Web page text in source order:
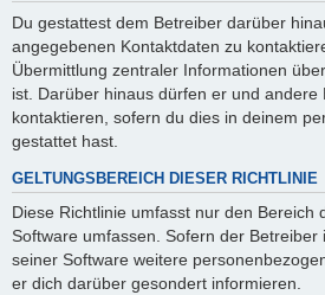
Du gestattest dem Betreiber darüber
angegebenen Kontaktdaten zu
Übermittlung zentraler Informationen
ist. Darüber hinaus dürfen er und andere
kontaktieren, sofern du dies in deinem
gestattet hast.
GELTUNGSBEREICH DIESER RICHTLINIE
Diese Richtlinie umfasst nur den Bereich
Software umfassen. Sofern der Betreiber
seiner Software weitere
er dich darüber gesondert informieren.